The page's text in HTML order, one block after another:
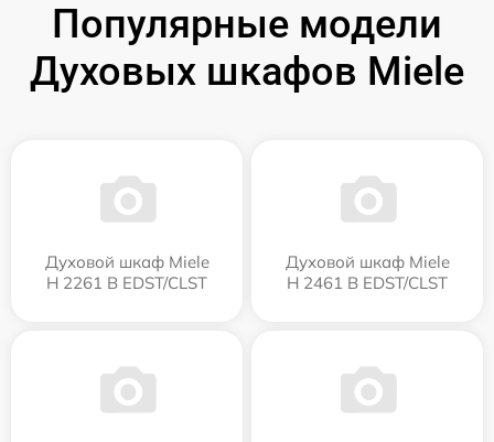
Популярные модели
Духовых шкафов Miele
Духовой шкаф Miele
H 2261 B EDST/CLST
Духовой шкаф Miele
H 2461 B EDST/CLST